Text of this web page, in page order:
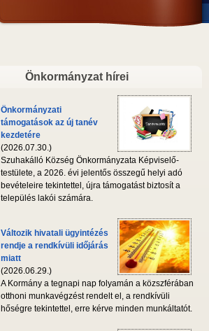
Önkormányzat hírei
Önkormányzati
támogatások az új tanév
kezdetére
(2026.07.30.)
Szuhakálló Község Önkormányzata Képviselő-
testülete, a 2026. évi jelentős összegű helyi adó
bevételeire tekintettel, újra támogatást biztosít a
település lakói számára.
Változik hivatali ügyintézés
rendje a rendkívüli időjárás
miatt
(2026.06.29.)
A Kormány a tegnapi nap folyamán a közszférában
otthoni munkavégzést rendelt el, a rendkívüli
hőségre tekintettel, erre kérve minden munkáltatót.